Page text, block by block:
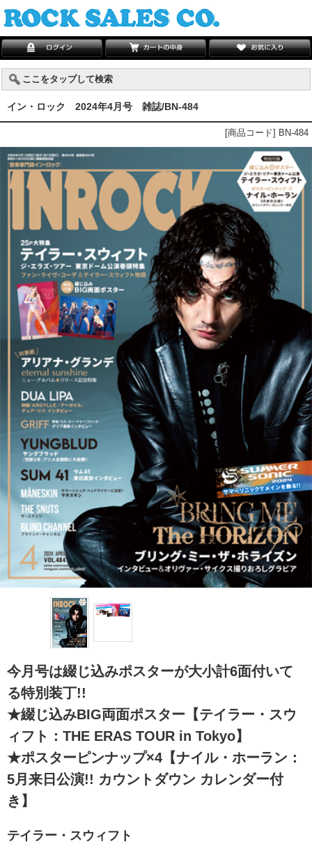
ここをタップして検索
イン・ロック 2024年4月号 雑誌/BN-484
[商品コード] BN-484
今月号は綴じ込みポスターが大小計6面付いて
る特別装丁!!
★綴じ込みBIG両面ポスター【テイラー・スウ
ィフト：THE ERAS TOUR in Tokyo】
★ポスターピンナップ×4【ナイル・ホーラン：
5月来日公演!! カウントダウン カレンダー付
き】
テイラー・スウィフト